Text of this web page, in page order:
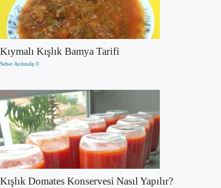
Kıymalı Kışlık Bamya Tarifi
Seher Aydınalp 0
Kışlık Domates Konservesi Nasıl Yapılır?